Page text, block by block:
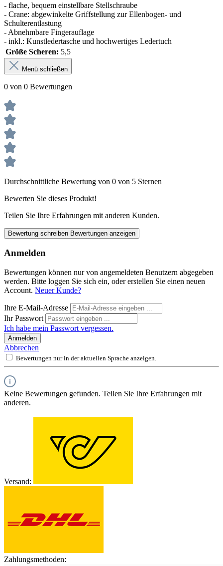
- flache, bequem einstellbare Stellschraube
- Crane: abgewinkelte Griffstellung zur Ellenbogen- und
Schulterentlastung
- Abnehmbare Fingerauflage
- inkl.: Kunstledertasche und hochwertiges Ledertuch
Größe Scheren: 5,5
Menü schließen
0 von 0 Bewertungen
Durchschnittliche Bewertung von 0 von 5 Sternen
Bewerten Sie dieses Produkt!
Teilen Sie Ihre Erfahrungen mit anderen Kunden.
Bewertung schreiben Bewertungen anzeigen
Anmelden
Bewertungen können nur von angemeldeten Benutzern abgegeben
werden. Bitte loggen Sie sich ein, oder erstellen Sie einen neuen
Account. Neuer Kunde?
Ihre E-Mail-Adresse
Ihr Passwort
Ich habe mein Passwort vergessen.
Anmelden
Abbrechen
Bewertungen nur in der aktuellen Sprache anzeigen.
Keine Bewertungen gefunden. Teilen Sie Ihre Erfahrungen mit
anderen.
Versand:
Zahlungsmethoden: